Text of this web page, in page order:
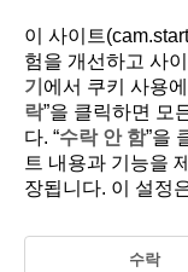
D101-174
동영상에 방향
타내는 방향 정보를 자
할 때 같은 방향으로 표
이 사이트
험을 개선하고 사
기 에서 쿠키 사용
락”을 클릭하면 모
다. “수락 안 함”을
트 내용과 기능을
장됩니다. 이 설정
수락